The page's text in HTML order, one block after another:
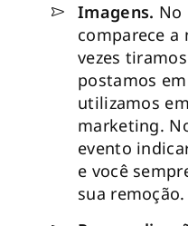
Imagens. No
comparece a
vezes
postamos
utilizamos
marketing.
evento
e você
sua remoção.